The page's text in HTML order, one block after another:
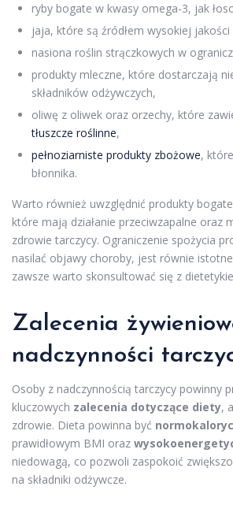
ryby bogate w kwasy omega-3, jak
jaja, które są źródłem wysokiej jakości
nasiona roślin strączkowych w
produkty mleczne, które dostarczają
składników odżywczych,
oliwę z oliwek oraz orzechy, które
tłuszcze roślinne,
pełnoziarniste produkty zbożowe,
błonnika.
Warto również uwzględnić produkty
które mają działanie przeciwzapalne oraz
zdrowie tarczycy. Ograniczenie spożycia
nasilać objawy choroby, jest równie
zawsze warto skonsultować się z
Zalecenia
nadczynności
Osoby z nadczynnością tarczycy powinny
kluczowych zalecenia dotyczące diety,
zdrowie. Dieta powinna być
prawidłowym BMI oraz
niedowagą, co pozwoli zaspokoić
na składniki odżywcze.